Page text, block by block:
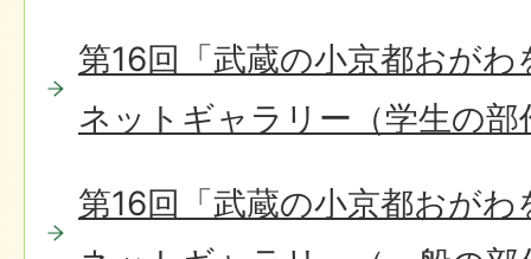
第16回「武蔵の小京都おが
ネットギャラリー（学生の部
第16回「武蔵の小京都おが